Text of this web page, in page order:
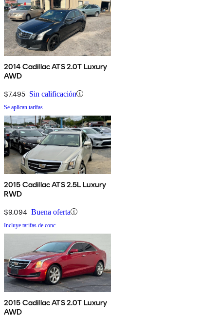
2014 Cadillac ATS 2.0T Luxury
AWD
$7,495 Sin calificación
Se aplican tarifas
2015 Cadillac ATS 2.5L Luxury
RWD
$9,094 Buena oferta
Incluye tarifas de conc.
2015 Cadillac ATS 2.0T Luxury
AWD